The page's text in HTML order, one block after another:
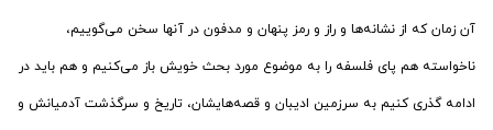
آن زمان که از نشانه‌ها و راز و رمز پنهان و مدفون در آنها سخن می‌گوییم،
ناخواسته هم پای فلسفه را به موضوع مورد بحث خویش باز می‌کنیم و هم باید در
ادامه گذری کنیم به سرزمین ادیبان و قصه‌هایشان، تاریخ و سرگذشت آدمیانش و